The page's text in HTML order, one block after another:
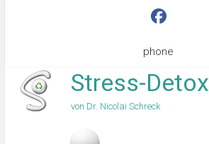
phone
Stress-Detox
von Dr. Nicolai Schreck